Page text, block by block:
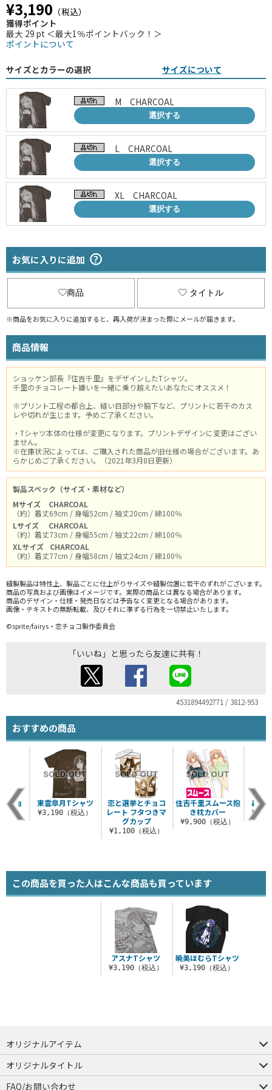
¥3,190 （税込）
獲得ポイント
最大 29 pt ＜最大1％ポイントバック！＞
ポイントについて
サイズとカラーの選択 サイズについて
M CHARCOAL
選択する
L CHARCOAL
選択する
XL CHARCOAL
選択する
お気に入りに追加
商品 タイトル
※商品をお気に入りに追加すると、再入荷が決まった際にメールが届きます。
商品情報
ショッケン部長『住吉千里』をデザインしたTシャツ。
千里のチョコレート嫌いを一緒に乗り越えたいあなたにオススメ！
※プリント工程の都合上、縫い目部分や脇下など、プリントに若干のカス
レや切れが生じます。予めご了承ください。
・Tシャツ本体の仕様が変更になります。プリントデザインに変更はござい
ません。
※在庫状況によっては、ご購入された商品が旧仕様の場合がございます。あ
らかじめご了承ください。（2021年3月8日更新）
製品スペック（サイズ・素材など）
Mサイズ
CHARCOAL
（約）着丈69cm / 身幅52cm / 袖丈20cm / 綿100％
Lサイズ
CHARCOAL
（約）着丈73cm / 身幅55cm / 袖丈22cm / 綿100％
XLサイズ
CHARCOAL
（約）着丈77cm / 身幅58cm / 袖丈24cm / 綿100％
縫製製品は特性上、製品ごとに仕上がりサイズや縫製位置に若干のずれがございます。
商品の写真および画像はイメージです。実際の商品とは異なる場合があります。
商品のデザイン・仕様・発売日などは予告なく変更となる場合があります。
画像・テキストの無断転載、及びそれに準ずる行為を一切禁止いたします。
©sprite/fairys・恋チョコ製作委員会
「いいね」と思ったら友達に共有！
4531894492771 / 3812-953
おすすめの商品
恋と選挙とチョコ
レート フタつきマ
グカップ
¥1,100（税込）
住吉千里スムース抱
き枕カバー
¥9,900（税込）
森下
ショ
込）
東雲皐月Tシャツ
¥3,190（税込）
この商品を買った人はこんな商品も買っています
アスナTシャツ
¥3,190（税込）
暁美ほむらTシャツ
¥3,190（税込）
オリジナルアイテム
つままれ
つかまれ
ピョコッテ
オリジナルタイトル
アイテムヤ
ミスカトニック大學購買部
FAQ/お問い合わせ